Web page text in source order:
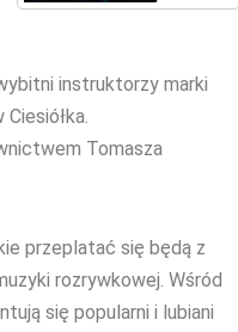
instruktorzy marki
Tomasza
przeplatać się będą z
rozrywkowej. Wśród
się popularni i lubiani